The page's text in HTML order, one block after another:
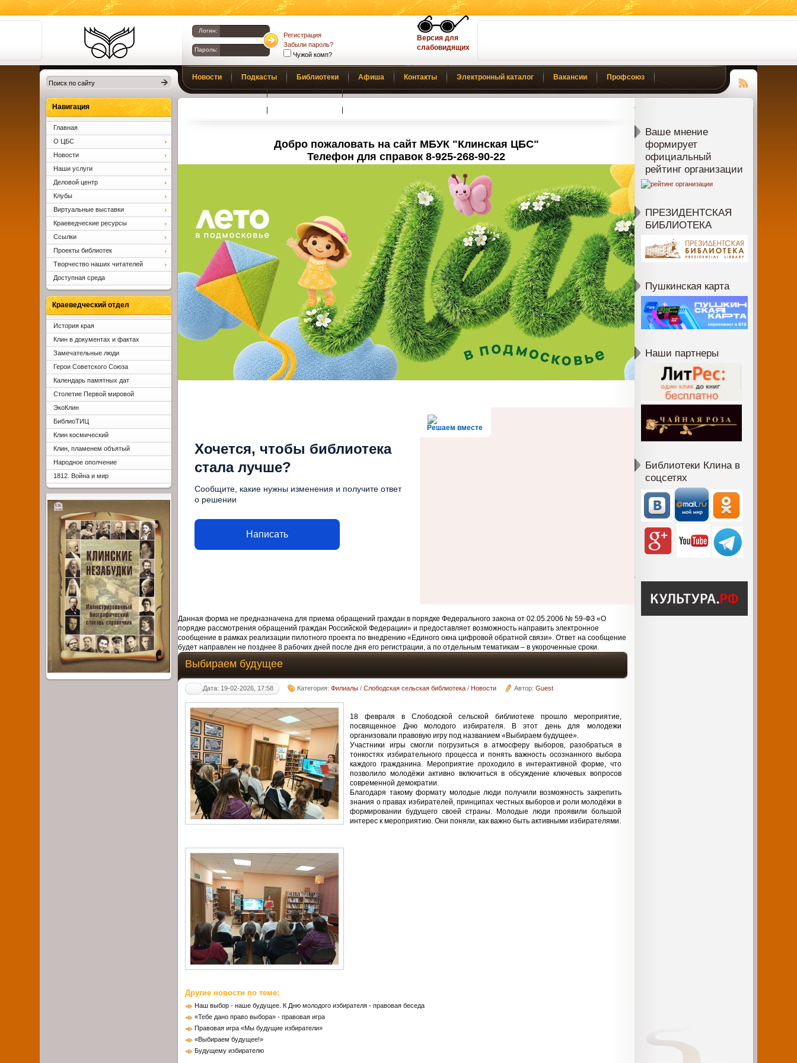
Библиотеки
Клина. Клинская
ЦБС.
Логин:
Пароль:
Регистрация
Забыли пароль?
Чужой комп?
Версия для
слабовидящих
Новости Подкасты Библиотеки Афиша Контакты Электронный каталог Вакансии Профсоюз
Чтение
Добро пожаловать на сайт МБУК "Клинская ЦБС"
Телефон для справок 8-925-268-90-22
Решаем вместе
Хочется, чтобы библиотека
стала лучше?
Сообщите, какие нужны изменения и получите ответ
о решении
Написать
Данная форма не предназначена для приема обращений граждан в порядке Федерального закона от 02.05.2006 № 59-ФЗ «О
порядке рассмотрения обращений граждан Российской Федерации» и предоставляет возможность направить электронное
сообщение в рамках реализации пилотного проекта по внедрению «Единого окна цифровой обратной связи». Ответ на сообщение
будет направлен не позднее 8 рабочих дней после дня его регистрации, а по отдельным тематикам – в укороченные сроки.
Выбираем будущее
Дата: 19-02-2026, 17:58 Категория:Филиалы /Слободская сельская библиотека /Новости Автор:Guest
18 февраля в Слободской сельской библиотеке прошло мероприятие,
посвященное Дню молодого избирателя. В этот день для молодежи
организовали правовую игру под названием «Выбираем будущее».
Участники игры смогли погрузиться в атмосферу выборов, разобраться в
тонкостях избирательного процесса и понять важность осознанного выбора
каждого гражданина. Мероприятие проходило в интерактивной форме, что
позволило молодёжи активно включиться в обсуждение ключевых вопросов
современной демократии.
Благодаря такому формату молодые люди получили возможность закрепить
знания о правах избирателей, принципах честных выборов и роли молодёжи в
формировании будущего своей страны. Молодые люди проявили большой
интерес к мероприятию. Они поняли, как важно быть активными избирателями.
Другие новости по теме:
Наш выбор - наше будущее. К Дню молодого избирателя - правовая беседа
«Тебе дано право выбора» - правовая игра
Правовая игра «Мы будущие избиратели»
«Выбираем будущее!»
Будущему избирателю
Ваше мнение
формирует
официальный
рейтинг организации
ПРЕЗИДЕНТСКАЯ
БИБЛИОТЕКА
Пушкинская карта
Наши партнеры
Библиотеки Клина в
соцсетях
Навигация
Главная
О ЦБС
Новости
Наши услуги
Деловой центр
Клубы
Виртуальные выставки
Краеведческие ресурсы
Ссылки
Проекты библиотек
Творчество наших читателей
Доступная среда
Краеведческий отдел
История края
Клин в документах и фактах
Замечательные люди
Герои Советского Союза
Календарь памятных дат
Столетие Первой мировой
ЭкоКлин
БиблиоТИЦ
Клин космический
Клин, пламенем объятый
Народное ополчение
1812. Война и мир